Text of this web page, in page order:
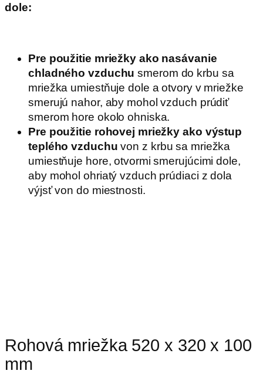
dole:
Pre použitie mriežky ako nasávanie
chladného vzduchusmerom do krbu sa
mriežka umiestňuje dole a otvory v mriežke
smerujú nahor, aby mohol vzduch prúdiť
smerom hore okolo ohniska.
Pre použitie rohovej mriežky ako výstup
teplého vzduchu von z krbu sa mriežka
umiestňuje hore, otvormi smerujúcimi dole,
aby mohol ohriatý vzduch prúdiaci z dola
výjsť von do miestnosti.
Rohová mriežka 520 x 320 x 100
mm